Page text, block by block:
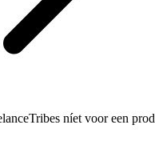
níet voor een